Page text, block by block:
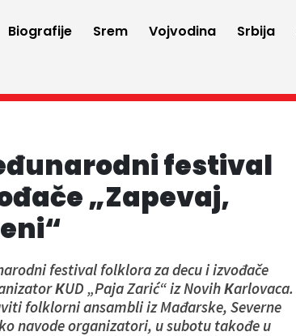
Biografije Srem Vojvodina Srbija
festival
„Zapevaj,
festival folklora za decu i izvođače
КUD „Paja Zarić“ iz Novih Кarlovaca.
folklorni ansambli iz Mađarske, Severne
navode organizatori, u subotu takođe u